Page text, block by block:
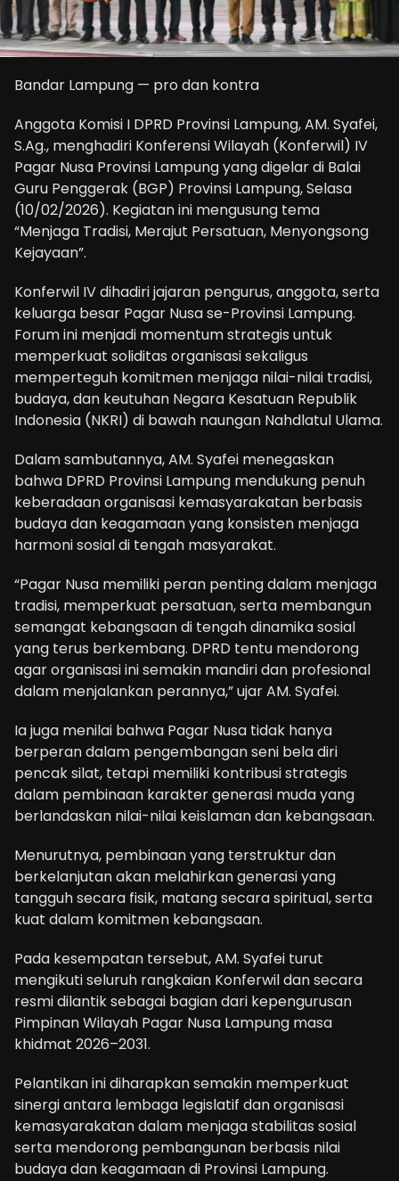
Bandar Lampung — pro dan kontra
Anggota Komisi I DPRD Provinsi Lampung, AM. Syafei,
S.Ag., menghadiri Konferensi Wilayah (Konferwil) IV
Pagar Nusa Provinsi Lampung yang digelar di Balai
Guru Penggerak (BGP) Provinsi Lampung, Selasa
(10/02/2026). Kegiatan ini mengusung tema
“Menjaga Tradisi, Merajut Persatuan, Menyongsong
Kejayaan”.
Konferwil IV dihadiri jajaran pengurus, anggota, serta
keluarga besar Pagar Nusa se-Provinsi Lampung.
Forum ini menjadi momentum strategis untuk
memperkuat soliditas organisasi sekaligus
memperteguh komitmen menjaga nilai-nilai tradisi,
budaya, dan keutuhan Negara Kesatuan Republik
Indonesia (NKRI) di bawah naungan Nahdlatul Ulama.
Dalam sambutannya, AM. Syafei menegaskan
bahwa DPRD Provinsi Lampung mendukung penuh
keberadaan organisasi kemasyarakatan berbasis
budaya dan keagamaan yang konsisten menjaga
harmoni sosial di tengah masyarakat.
“Pagar Nusa memiliki peran penting dalam menjaga
tradisi, memperkuat persatuan, serta membangun
semangat kebangsaan di tengah dinamika sosial
yang terus berkembang. DPRD tentu mendorong
agar organisasi ini semakin mandiri dan profesional
dalam menjalankan perannya,” ujar AM. Syafei.
Ia juga menilai bahwa Pagar Nusa tidak hanya
berperan dalam pengembangan seni bela diri
pencak silat, tetapi memiliki kontribusi strategis
dalam pembinaan karakter generasi muda yang
berlandaskan nilai-nilai keislaman dan kebangsaan.
Menurutnya, pembinaan yang terstruktur dan
berkelanjutan akan melahirkan generasi yang
tangguh secara fisik, matang secara spiritual, serta
kuat dalam komitmen kebangsaan.
Pada kesempatan tersebut, AM. Syafei turut
mengikuti seluruh rangkaian Konferwil dan secara
resmi dilantik sebagai bagian dari kepengurusan
Pimpinan Wilayah Pagar Nusa Lampung masa
khidmat 2026–2031.
Pelantikan ini diharapkan semakin memperkuat
sinergi antara lembaga legislatif dan organisasi
kemasyarakatan dalam menjaga stabilitas sosial
serta mendorong pembangunan berbasis nilai
budaya dan keagamaan di Provinsi Lampung.